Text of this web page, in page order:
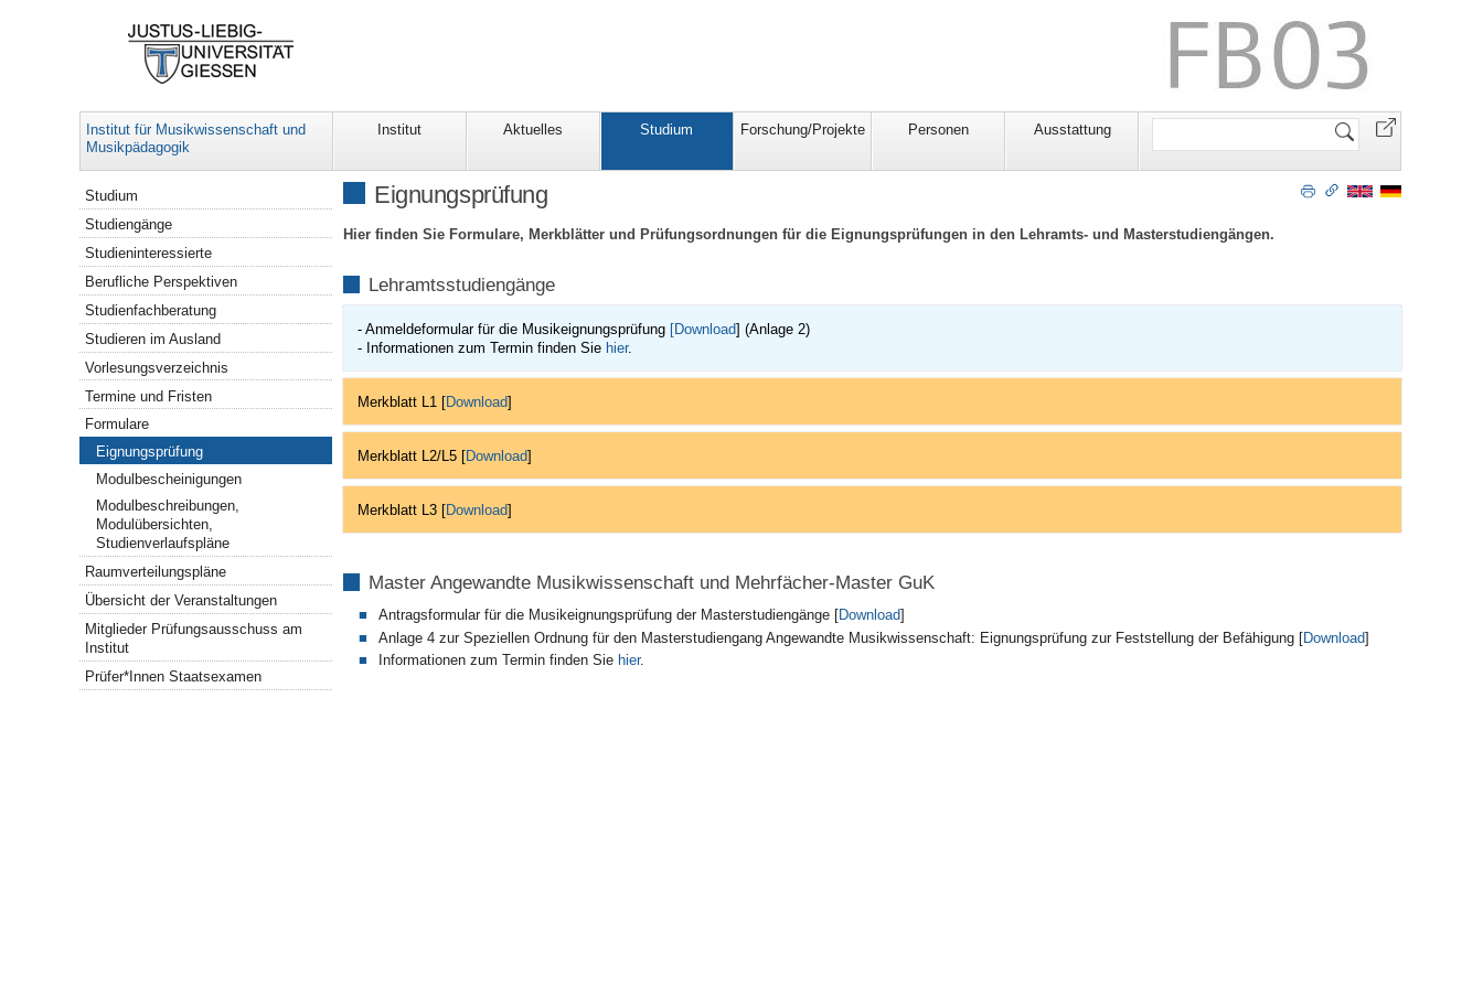
Institut für Musikwissenschaft und
Musikpädagogik
Institut Aktuelles Studium Forschung/Projekte Personen Ausstattung
Website
Eignungsprüfung
Hier finden Sie Formulare, Merkblätter und Prüfungsordnungen für die Eignungsprüfungen in den Lehramts- und Masterstudiengängen.
Lehramtsstudiengänge
- Anmeldeformular für die Musikeignungsprüfung [Download] (Anlage 2)
- Informationen zum Termin finden Sie hier.
Merkblatt L1 [Download]
Merkblatt L2/L5 [Download]
Merkblatt L3 [Download]
Master Angewandte Musikwissenschaft und Mehrfächer-Master GuK
Antragsformular für die Musikeignungsprüfung der Masterstudiengänge [Download]
Anlage 4 zur Speziellen Ordnung für den Masterstudiengang Angewandte Musikwissenschaft: Eignungsprüfung zur Feststellung der Befähigung [Download]
Informationen zum Termin finden Sie hier.
Navigation
Studium
Studiengänge
Studieninteressierte
Berufliche Perspektiven
Studienfachberatung
Studieren im Ausland
Vorlesungsverzeichnis
Termine und Fristen
Formulare
Eignungsprüfung
Modulbescheinigungen
Modulbeschreibungen,
Modulübersichten,
Studienverlaufspläne
Raumverteilungspläne
Übersicht der Veranstaltungen
Mitglieder Prüfungsausschuss am
Institut
Prüfer*Innen Staatsexamen